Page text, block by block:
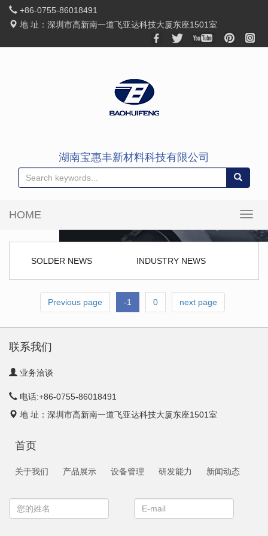
+86-0755-86018491
地 址：深圳市高新南一道飞亚达科技大厦东座1501室
湖南宝惠丰新材料科技有限公司
HOME
SOLDER NEWS INDUSTRY NEWS
Previous page -1 0 next page
联系我们
业务洽谈
电话:+86-0755-86018491
地 址：深圳市高新南一道飞亚达科技大厦东座1501室
首页
关于我们 产品展示 设备管理 研发能力 新闻动态